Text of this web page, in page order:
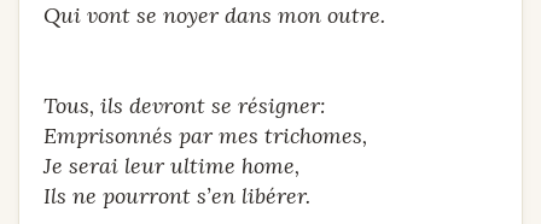
Qui vont se noyer dans mon outre.
Tous, ils devront se résigner:
Emprisonnés par mes trichomes,
Je serai leur ultime home,
Ils ne pourront s’en libérer.